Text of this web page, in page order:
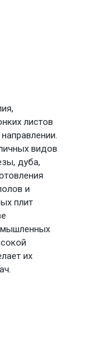
листов
видов
дуба,
и
плит
их